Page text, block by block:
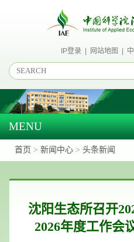
IP登录| 网站地图
MENU
首页 > 新闻中心 > 头条新闻
沈阳生态所召开
2026年度工作会